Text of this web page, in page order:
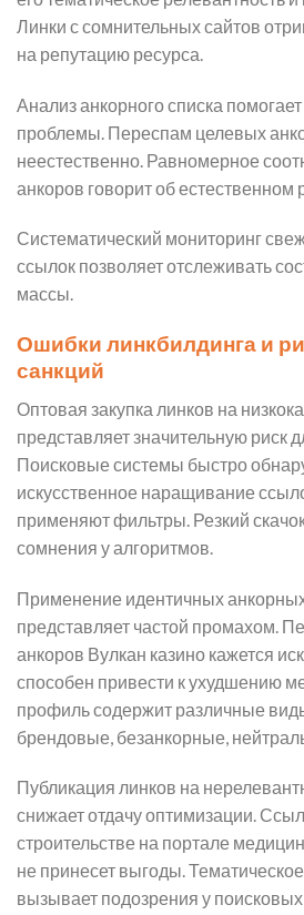
Линки с сомнительных сайтов
на репутацию ресурса.
Анализ анкорного списка
проблемы. Переспам целевых
неестественно. Равномерное
анкоров говорит об естественном
Систематический мониторинг
ссылок позволяет отслеживать
массы.
Ошибки линкбилдинга и
санкций
Оптовая закупка линков на
представляет значительную риск
Поисковые системы быстро
искусственное наращивание
применяют фильтры. Резкий
сомнения у алгоритмов.
Применение идентичных анкорных
представляет частой промахом.
анкоров Вулкан казино кажется
способен привести к ухудшению
профиль содержит различные
брендовые, безанкорные,
Публикация линков на
снижает отдачу оптимизации.
строительстве на портале
не принесет выгоды.
вызывает подозрения у